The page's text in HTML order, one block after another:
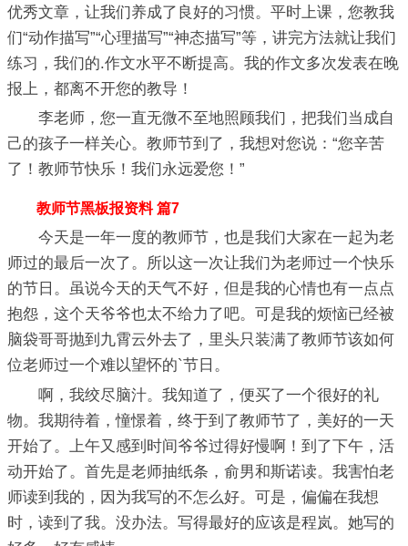
优秀文章，让我们养成了良好的习惯。平时上课，您教我
们“动作描写”“心理描写”“神态描写”等，讲完方法就让我们
练习，我们的.作文水平不断提高。我的作文多次发表在晚
报上，都离不开您的教导！
李老师，您一直无微不至地照顾我们，把我们当成自
己的孩子一样关心。教师节到了，我想对您说：“您辛苦
了！教师节快乐！我们永远爱您！”
教师节黑板报资料 篇7
今天是一年一度的教师节，也是我们大家在一起为老
师过的最后一次了。所以这一次让我们为老师过一个快乐
的节日。虽说今天的天气不好，但是我的心情也有一点点
抱怨，这个天爷爷也太不给力了吧。可是我的烦恼已经被
脑袋哥哥抛到九霄云外去了，里头只装满了教师节该如何
位老师过一个难以望怀的`节日。
啊，我绞尽脑汁。我知道了，便买了一个很好的礼
物。我期待着，憧憬着，终于到了教师节了，美好的一天
开始了。上午又感到时间爷爷过得好慢啊！到了下午，活
动开始了。首先是老师抽纸条，俞男和斯诺读。我害怕老
师读到我的，因为我写的不怎么好。可是，偏偏在我想
时，读到了我。没办法。写得最好的应该是程岚。她写的